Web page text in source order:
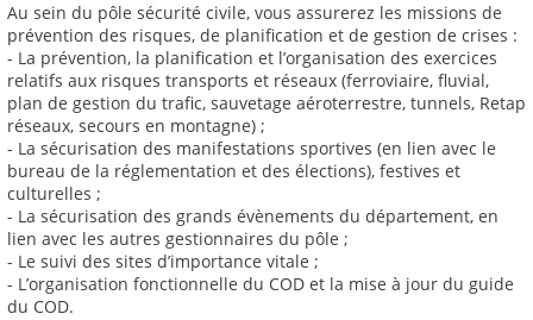
Au sein du pôle sécurité civile, vous assurerez les missions de
prévention des risques, de planification et de gestion de crises :
- La prévention, la planification et l’organisation des exercices
relatifs aux risques transports et réseaux (ferroviaire, fluvial,
plan de gestion du trafic, sauvetage aéroterrestre, tunnels, Retap
réseaux, secours en montagne) ;
- La sécurisation des manifestations sportives (en lien avec le
bureau de la réglementation et des élections), festives et
culturelles ;
- La sécurisation des grands évènements du département, en
lien avec les autres gestionnaires du pôle ;
- Le suivi des sites d’importance vitale ;
- L’organisation fonctionnelle du COD et la mise à jour du guide
du COD.